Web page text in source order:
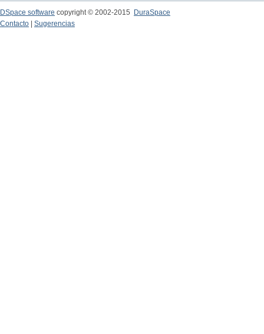
DSpace software copyright © 2002-2015
DuraSpace
Contacto
Sugerencias